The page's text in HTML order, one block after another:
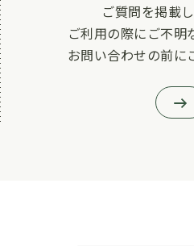
ご質問を掲載し
ご利用の際にご不明
お問い合わせの前に